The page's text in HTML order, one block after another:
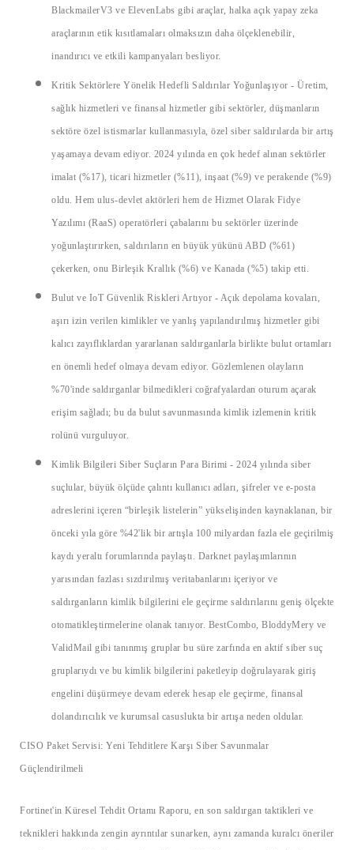
BlackmailerV3 ve ElevenLabs gibi araçlar, halka açık yapay zeka
araçlarının etik kısıtlamaları olmaksızın daha ölçeklenebilir,
inandırıcı ve etkili kampanyaları besliyor.
Kritik Sektörlere Yönelik Hedefli Saldırılar Yoğunlaşıyor - Üretim,
sağlık hizmetleri ve finansal hizmetler gibi sektörler, düşmanların
sektöre özel istismarlar kullanmasıyla, özel siber saldırılarda bir artış
yaşamaya devam ediyor. 2024 yılında en çok hedef alınan sektörler
imalat (%17), ticari hizmetler (%11), inşaat (%9) ve perakende (%9)
oldu. Hem ulus-devlet aktörleri hem de Hizmet Olarak Fidye
Yazılımı (RaaS) operatörleri çabalarını bu sektörler üzerinde
yoğunlaştırırken, saldırıların en büyük yükünü ABD (%61)
çekerken, onu Birleşik Krallık (%6) ve Kanada (%5) takip etti.
Bulut ve IoT Güvenlik Riskleri Artıyor - Açık depolama kovaları,
aşırı izin verilen kimlikler ve yanlış yapılandırılmış hizmetler gibi
kalıcı zayıflıklardan yararlanan saldırganlarla birlikte bulut ortamları
en önemli hedef olmaya devam ediyor. Gözlemlenen olayların
%70'inde saldırganlar bilmedikleri coğrafyalardan oturum açarak
erişim sağladı; bu da bulut savunmasında kimlik izlemenin kritik
rolünü vurguluyor.
Kimlik Bilgileri Siber Suçların Para Birimi - 2024 yılında siber
suçlular, büyük ölçüde çalıntı kullanıcı adları, şifreler ve e-posta
adreslerini içeren “birleşik listelerin” yükselişinden kaynaklanan, bir
önceki yıla göre %42'lik bir artışla 100 milyardan fazla ele geçirilmiş
kaydı yeraltı forumlarında paylaştı. Darknet paylaşımlarının
yarısından fazlası sızdırılmış veritabanlarını içeriyor ve
saldırganların kimlik bilgilerini ele geçirme saldırılarını geniş ölçekte
otomatikleştirmelerine olanak tanıyor. BestCombo, BloddyMery ve
ValidMail gibi tanınmış gruplar bu süre zarfında en aktif siber suç
gruplarıydı ve bu kimlik bilgilerini paketleyip doğrulayarak giriş
engelini düşürmeye devam ederek hesap ele geçirme, finansal
dolandırıcılık ve kurumsal casuslukta bir artışa neden oldular.
CISO Paket Servisi: Yeni Tehditlere Karşı Siber Savunmalar
Güçlendirilmeli
Fortinet'in Küresel Tehdit Ortamı Raporu, en son saldırgan taktikleri ve
teknikleri hakkında zengin ayrıntılar sunarken, aynı zamanda kuralcı öneriler